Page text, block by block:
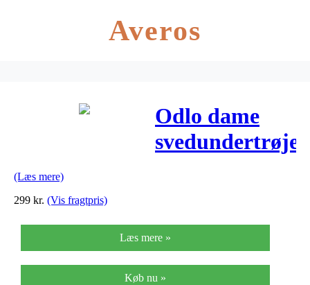
Averos
Odlo dame
svedundertrøje
Evolution
Light – Sort
(Læs mere)
299 kr. (Vis fragtpris)
Læs mere »
Køb nu »